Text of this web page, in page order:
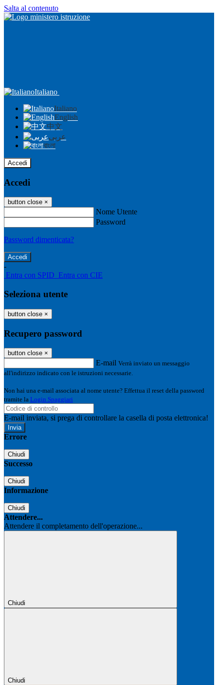
Salta al contenuto
Italiano
Italiano
English
中文
عربى
বাংলা
Accedi
Accedi
button close ×
Nome Utente
Password
Password dimenticata?
-
Entra con SPID Entra con CIE
Seleziona utente
button close ×
Recupero password
button close ×
E-mail Verrà inviato un messaggio
all'indirizzo indicato con le istruzioni necessarie.
Non hai una e-mail associata al nome utente? Effettua il reset della password
tramite la Login Spaggiari
E-mail inviata, si prega di controllare la casella di posta elettronica!
Errore
Chiudi
Successo
Chiudi
Informazione
Chiudi
Attendere...
Attendere il completamento dell'operazione...
Chiudi
Chiudi